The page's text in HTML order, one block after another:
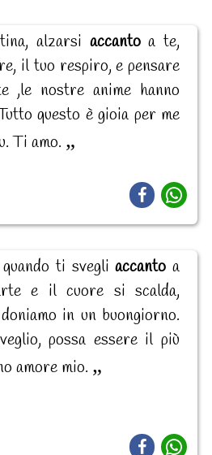
alzarsi accantoa te,
il tuo respiro, e pensare
,le nostre anime hanno
questo è gioia per me
Ti amo.
ti svegliaccanto a
e il cuore si scalda,
in un buongiorno.
possa essere il più
amore mio.